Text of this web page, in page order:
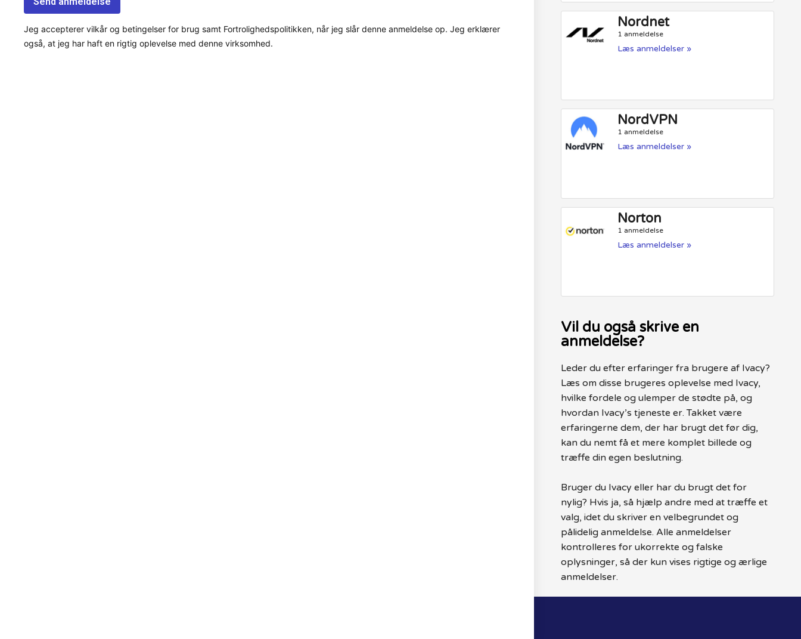
Jeg accepterer vilkår og betingelser for brug samt Fortrolighedspolitikken, når jeg slår denne anmeldelse op. Jeg erklærer
også, at jeg har haft en rigtig oplevelse med denne virksomhed.
Nordnet
1 anmeldelse
Læs anmeldelser »
NordVPN
1 anmeldelse
Læs anmeldelser »
Norton
1 anmeldelse
Læs anmeldelser »
Vil du også skrive en
anmeldelse?
Leder du efter erfaringer fra brugere af Ivacy?
Læs om disse brugeres oplevelse med Ivacy,
hvilke fordele og ulemper de stødte på, og
hvordan Ivacy’s tjeneste er. Takket være
erfaringerne dem, der har brugt det før dig,
kan du nemt få et mere komplet billede og
træffe din egen beslutning.
Bruger du Ivacy eller har du brugt det for
nylig? Hvis ja, så hjælp andre med at træffe et
valg, idet du skriver en velbegrundet og
pålidelig anmeldelse. Alle anmeldelser
kontrolleres for ukorrekte og falske
oplysninger, så der kun vises rigtige og ærlige
anmeldelser.